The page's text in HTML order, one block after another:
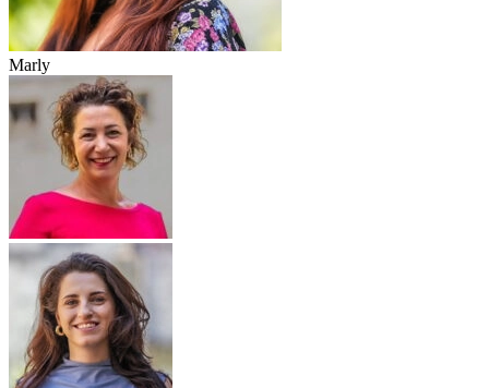
Marly